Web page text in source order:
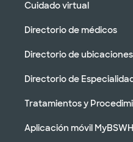
Cuidado virtual
Directorio de médicos
Directorio de ubicaciones
Directorio de
Tratamientos y
Aplicación móvil